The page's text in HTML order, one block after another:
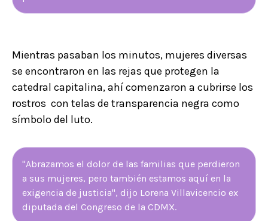
Mientras pasaban los minutos, mujeres diversas
se encontraron en las rejas que protegen la
catedral capitalina, ahí comenzaron a cubrirse los
rostros con telas de transparencia negra como
símbolo del luto.
"Abrazamos el dolor de las familias que perdieron
a sus mujeres, pero también estamos aquí en la
exigencia de justicia", dijo Lorena Villavicencio ex
diputada del Congreso de la CDMX.